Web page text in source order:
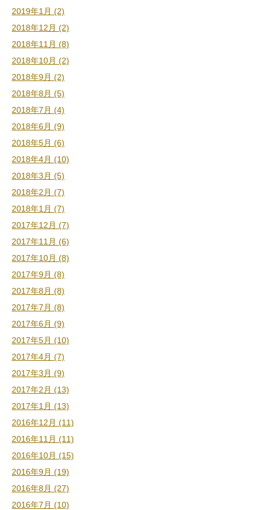
2019年1月 (2)
2018年12月 (2)
2018年11月 (8)
2018年10月 (2)
2018年9月 (2)
2018年8月 (5)
2018年7月 (4)
2018年6月 (9)
2018年5月 (6)
2018年4月 (10)
2018年3月 (5)
2018年2月 (7)
2018年1月 (7)
2017年12月 (7)
2017年11月 (6)
2017年10月 (8)
2017年9月 (8)
2017年8月 (8)
2017年7月 (8)
2017年6月 (9)
2017年5月 (10)
2017年4月 (7)
2017年3月 (9)
2017年2月 (13)
2017年1月 (13)
2016年12月 (11)
2016年11月 (11)
2016年10月 (15)
2016年9月 (19)
2016年8月 (27)
2016年7月 (10)